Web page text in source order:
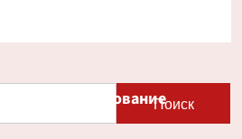
кредитование